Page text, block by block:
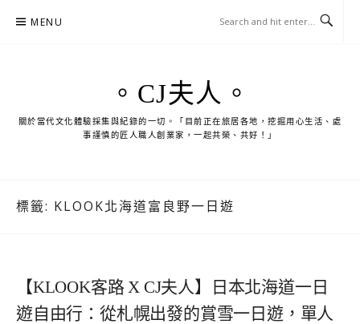
MENU
。CJ夫人。
關於當代文化體驗採集與紀錄的一切。「目前正在旅居各地，挖掘用心生活、處
事謹慎的匠人職人創業家，一起共榮、共好！」
標籤: KLOOK北海道富良野一日遊
【KLOOK客路 X CJ夫人】日本北海道一日
遊自由行：從札幌出發的賞雪一日遊，單人